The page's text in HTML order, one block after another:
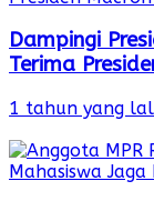
Dampingi
Terima
1 tahun yang